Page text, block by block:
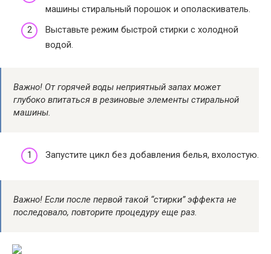
машины стиральный порошок и ополаскиватель.
Выставьте режим быстрой стирки с холодной
водой.
Важно! От горячей воды неприятный запах может
глубоко впитаться в резиновые элементы стиральной
машины.
Запустите цикл без добавления белья, вхолостую.
Важно! Если после первой такой “стирки” эффекта не
последовало, повторите процедуру еще раз.